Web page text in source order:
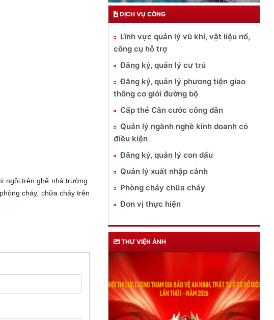
ngồi trên ghế nhà trường.
cháy, chữa cháy trên
DỊCH VỤ CÔNG
Lĩnh vực quản lý vũ khí, vật liệu nổ,
công cụ hỗ trợ
Đăng ký, quản lý cư trú
Đăng ký, quản lý phương tiện giao
thông cơ giới đường bộ
Cấp thẻ Căn cước công dân
Quản lý ngành nghề kinh doanh có
điều kiện
Đăng ký, quản lý con dấu
Quản lý xuất nhập cảnh
Phòng cháy chữa cháy
Đơn vị thực hiện
THƯ VIỆN ẢNH